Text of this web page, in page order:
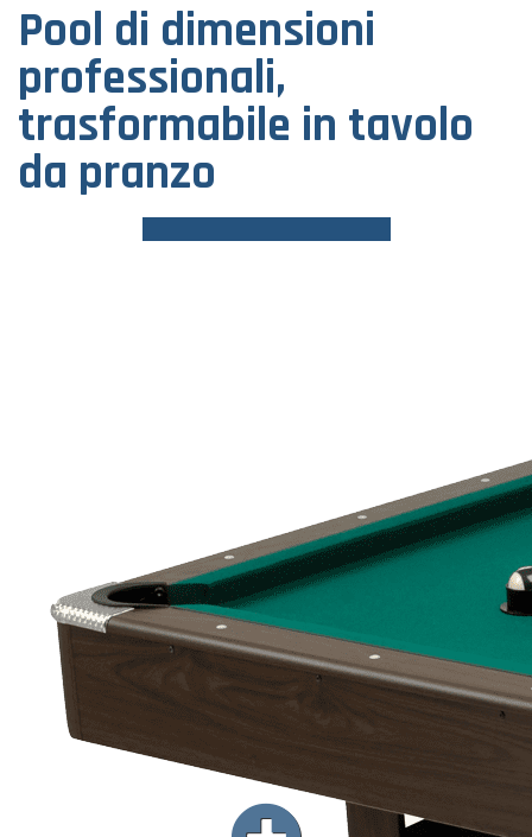
Pool di dimensioni
professionali,
trasformabile in tavolo
da pranzo